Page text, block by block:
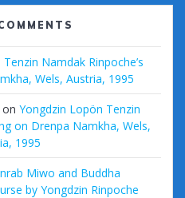
Namdak Rinpoche’s
Wels, Austria, 1995
on Yongdzin Lopön Tenzin
on Drenpa Namkha, Wels,
1995
Miwo and Buddha
by Yongdzin Rinpoche